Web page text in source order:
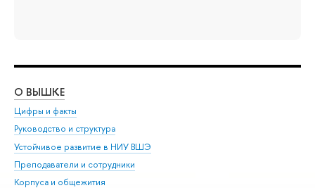
О ВЫШКЕ
Цифры и факты
Руководство и структура
Устойчивое развитие в НИУ ВШЭ
Преподаватели и сотрудники
Корпуса и общежития